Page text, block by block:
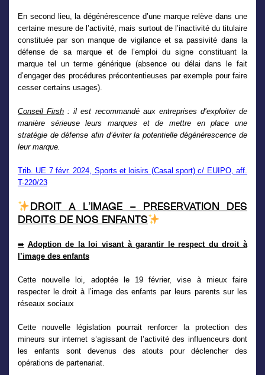
En second lieu, la dégénérescence d’une marque relève dans une
certaine mesure de l’activité, mais surtout de l’inactivité du titulaire
constituée par son manque de vigilance et sa passivité dans la
défense de sa marque et de l’emploi du signe constituant la
marque tel un terme générique (absence ou délai dans le fait
d’engager des procédures précontentieuses par exemple pour faire
cesser certains usages).
Conseil Firsh : il est recommandé aux entreprises d’exploiter de
manière sérieuse leurs marques et de mettre en place une
stratégie de défense afin d’éviter la potentielle dégénérescence de
leur marque.
Trib. UE 7 févr. 2024, Sports et loisirs (Casal sport) c/ EUIPO, aff.
T-220/23
DROIT A L’IMAGE – PRESERVATION DES
DROITS DE NOS ENFANTS
➡ Adoption de la loi visant à garantir le respect du droit à
l’image des enfants
Cette nouvelle loi, adoptée le 19 février, vise à mieux faire
respecter le droit à l’image des enfants par leurs parents sur les
réseaux sociaux
Cette nouvelle législation pourrait renforcer la protection des
mineurs sur internet s’agissant de l’activité des influenceurs dont
les enfants sont devenus des atouts pour déclencher des
opérations de partenariat.